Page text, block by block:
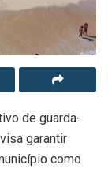
de guarda-
garantir
como